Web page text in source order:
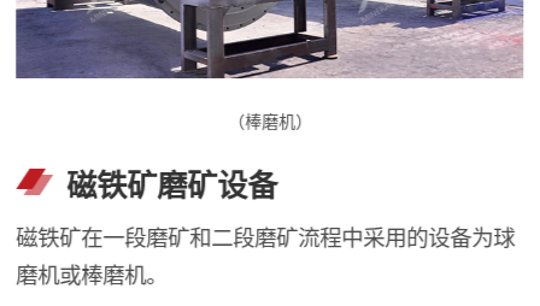
（棒磨机）
磁铁矿磨矿设备
磁铁矿在一段磨矿和二段磨矿流程中采用的设备为球
磨机或棒磨机。